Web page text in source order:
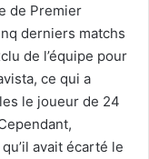
de Premier
derniers matchs
de l’équipe pour
ce qui a
le joueur de 24
avait écarté le